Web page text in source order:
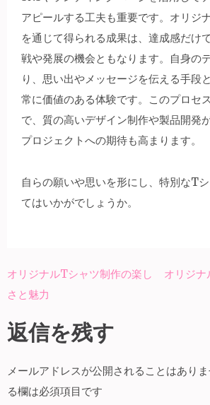
アピールする工夫も重要です。オリジ
を通じて得られる成果は、達成感だけ
戦や発展の機会ともなります。自身の
り、思い出やメッセージを伝える手段
常に価値のある体験です。このプロセ
で、質の高いデザイン制作や製品開発
プロジェクトへの期待も高まります。
自らの願いや思いを形にし、特別なT
てはいかがでしょうか。
投
ナ
ビ
ゲ
ー
オリジナルTシャツ制作の楽し
さと魅力
オリジナ
返信を残す
メールアドレスが公開されることはありま
る欄は必須項目です